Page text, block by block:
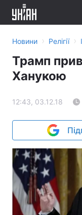
Новини › Релігії ›
Трамп
Ханукою
12:43, 03.12.18